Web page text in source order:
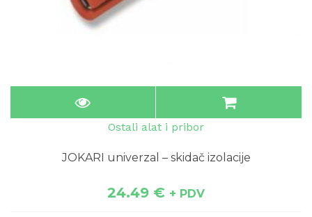
Ostali alat i pribor
JOKARI univerzal – skidač izolacije
24.49 € + PDV